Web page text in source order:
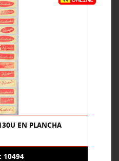
EN PLANCHA
10494